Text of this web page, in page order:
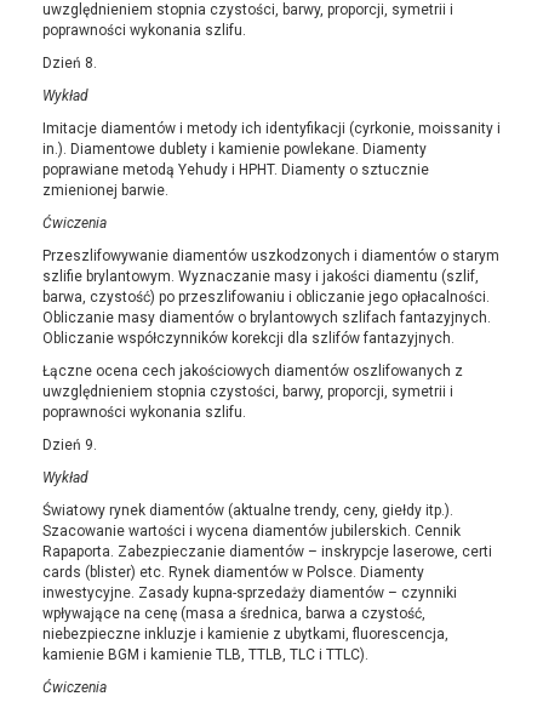
uwzględnieniem stopnia czystości, barwy, proporcji, symetrii i
poprawności wykonania szlifu.
Dzień 8.
Wykład
Imitacje diamentów i metody ich identyfikacji (cyrkonie, moissanity i
in.). Diamentowe dublety i kamienie powlekane. Diamenty
poprawiane metodą Yehudy i HPHT. Diamenty o sztucznie
zmienionej barwie.
Ćwiczenia
Przeszlifowywanie diamentów uszkodzonych i diamentów o starym
szlifie brylantowym. Wyznaczanie masy i jakości diamentu (szlif,
barwa, czystość) po przeszlifowaniu i obliczanie jego opłacalności.
Obliczanie masy diamentów o brylantowych szlifach fantazyjnych.
Obliczanie współczynników korekcji dla szlifów fantazyjnych.
Łączne ocena cech jakościowych diamentów oszlifowanych z
uwzględnieniem stopnia czystości, barwy, proporcji, symetrii i
poprawności wykonania szlifu.
Dzień 9.
Wykład
Światowy rynek diamentów (aktualne trendy, ceny, giełdy itp.).
Szacowanie wartości i wycena diamentów jubilerskich. Cennik
Rapaporta. Zabezpieczanie diamentów – inskrypcje laserowe, certi
cards (blister) etc. Rynek diamentów w Polsce. Diamenty
inwestycyjne. Zasady kupna-sprzedaży diamentów – czynniki
wpływające na cenę (masa a średnica, barwa a czystość,
niebezpieczne inkluzje i kamienie z ubytkami, fluorescencja,
kamienie BGM i kamienie TLB, TTLB, TLC i TTLC).
Ćwiczenia